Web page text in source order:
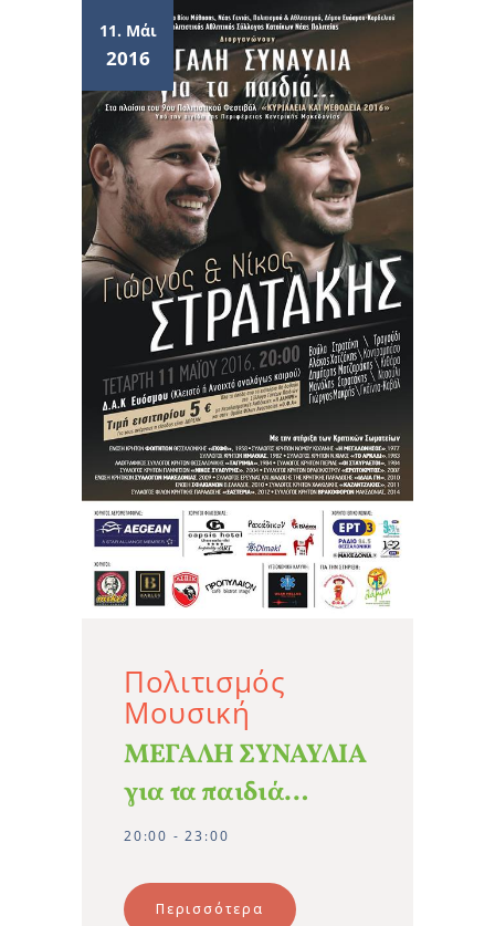
11. Μάι
2016
Πολιτισμός
Μουσική
ΜΕΓΑΛΗ ΣΥΝΑΥΛΙΑ
για τα παιδιά…
20:00 - 23:00
Περισσότερα